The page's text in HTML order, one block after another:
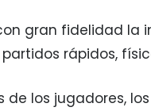
gran fidelidad la
rápidos,
de los jugadores,